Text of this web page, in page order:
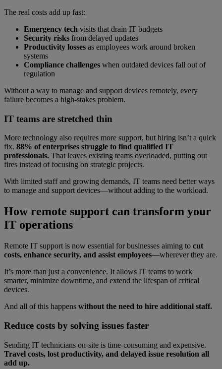
The real costs add up fast:
Emergency tech visits that drain IT budgets
Security risks from delayed updates
Productivity losses as employees work around broken
systems
Compliance challenges when outdated devices fall out of
regulation
Without a way to manage and support devices remotely, every
failure becomes a high-stakes problem.
IT teams are stretched thin
More technology also requires more support, but hiring isn’t a quick
fix. 88% of enterprises struggle to find qualified IT
professionals. That leaves existing teams overloaded, putting out
fires instead of focusing on strategic projects.
With limited staff and growing demands, IT teams need better ways
to manage and support devices—without adding to the workload.
How remote support can transform your
IT operations
Remote IT support is now essential for businesses aiming to cut
costs, enhance security, and assist employees—wherever they are.
It’s more than just a convenience. It allows IT teams to work
smarter, minimize downtime, and extend the lifespan of critical
devices.
And all of this happens without the need to hire additional staff.
Reduce costs by solving issues faster
Sending IT technicians on-site is time-consuming and expensive.
Travel costs, lost productivity, and delayed issue resolution all
add up.